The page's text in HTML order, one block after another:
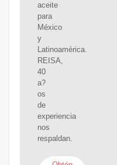
aceite
para
México
y
Latinoamérica.
REISA,
40
a?
os
de
experiencia
nos
respaldan.